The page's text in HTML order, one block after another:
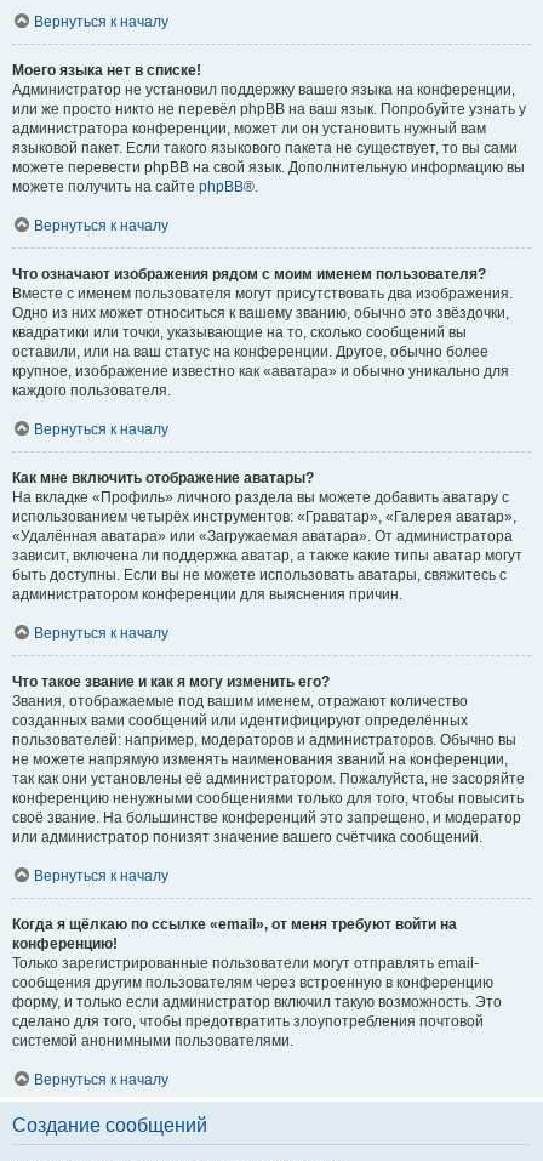
Вернуться к началу
Моего языка нет в списке!
Администратор не установил поддержку вашего языка на конференции,
или же просто никто не перевёл phpBB на ваш язык. Попробуйте узнать у
администратора конференции, может ли он установить нужный вам
языковой пакет. Если такого языкового пакета не существует, то вы сами
можете перевести phpBB на свой язык. Дополнительную информацию вы
можете получить на сайте phpBB®.
Вернуться к началу
Что означают изображения рядом с моим именем пользователя?
Вместе с именем пользователя могут присутствовать два изображения.
Одно из них может относиться к вашему званию, обычно это звёздочки,
квадратики или точки, указывающие на то, сколько сообщений вы
оставили, или на ваш статус на конференции. Другое, обычно более
крупное, изображение известно как «аватара» и обычно уникально для
каждого пользователя.
Вернуться к началу
Как мне включить отображение аватары?
На вкладке «Профиль» личного раздела вы можете добавить аватару с
использованием четырёх инструментов: «Граватар», «Галерея аватар»,
«Удалённая аватара» или «Загружаемая аватара». От администратора
зависит, включена ли поддержка аватар, а также какие типы аватар могут
быть доступны. Если вы не можете использовать аватары, свяжитесь с
администратором конференции для выяснения причин.
Вернуться к началу
Что такое звание и как я могу изменить его?
Звания, отображаемые под вашим именем, отражают количество
созданных вами сообщений или идентифицируют определённых
пользователей: например, модераторов и администраторов. Обычно вы
не можете напрямую изменять наименования званий на конференции,
так как они установлены её администратором. Пожалуйста, не засоряйте
конференцию ненужными сообщениями только для того, чтобы повысить
своё звание. На большинстве конференций это запрещено, и модератор
или администратор понизят значение вашего счётчика сообщений.
Вернуться к началу
Когда я щёлкаю по ссылке «email», от меня требуют войти на
конференцию!
Только зарегистрированные пользователи могут отправлять email-
сообщения другим пользователям через встроенную в конференцию
форму, и только если администратор включил такую возможность. Это
сделано для того, чтобы предотвратить злоупотребления почтовой
системой анонимными пользователями.
Вернуться к началу
Создание сообщений